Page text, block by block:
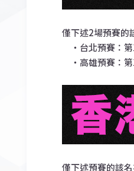
僅下述2場預賽的
・台北預賽：
・高雄預賽：
僅下述預賽的該